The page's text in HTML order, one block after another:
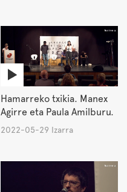
Hamarreko txikia. Manex
Agirre eta Paula Amilburu.
2022-05-29 Izarra